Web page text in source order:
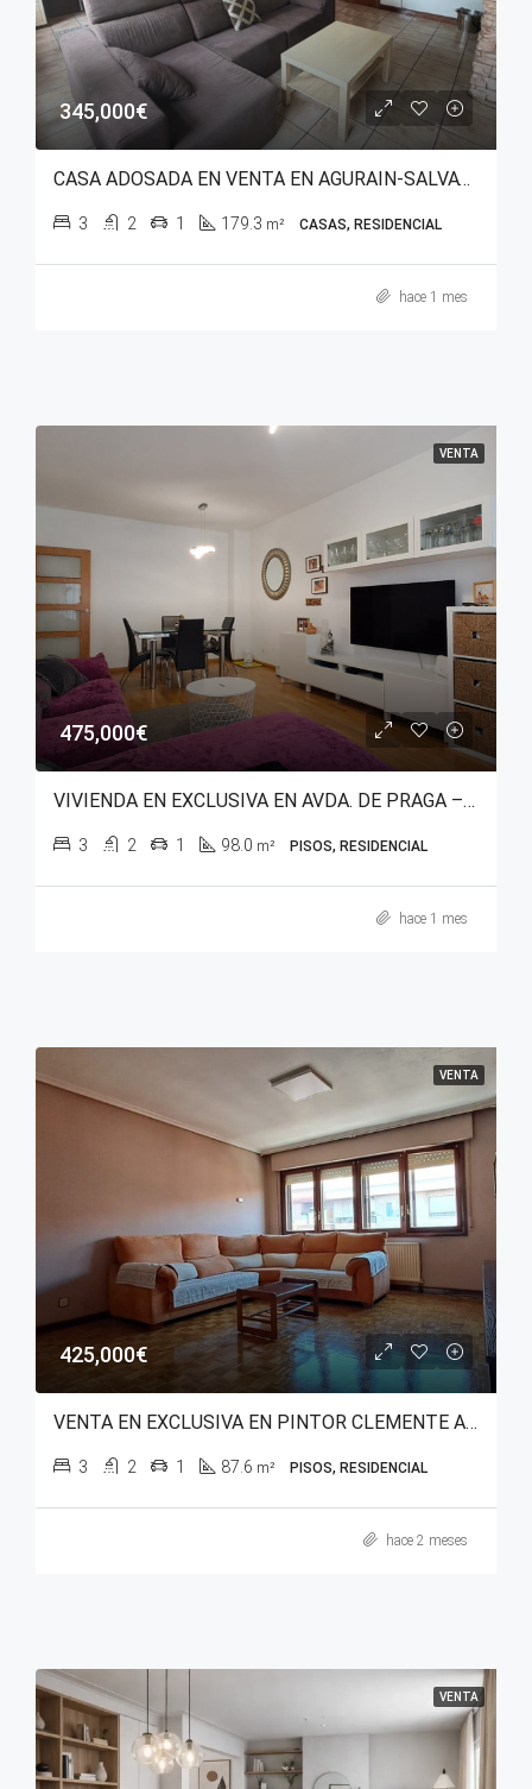
345,000€
CASA ADOSADA EN VENTA EN AGURAIN-SALVATIERRA (ÁLAVA)
3 2 1 179.3 m² CASAS, RESIDENCIAL
hace 1 mes
VENTA
475,000€
VIVIENDA EN EXCLUSIVA EN AVDA. DE PRAGA – SALBURUA (PARQUE DEL ESTE)
3 2 1 98.0 m² PISOS, RESIDENCIAL
hace 1 mes
VENTA
425,000€
VENTA EN EXCLUSIVA EN PINTOR CLEMENTE ARRAIZ
3 2 1 87.6 m² PISOS, RESIDENCIAL
hace 2 meses
VENTA